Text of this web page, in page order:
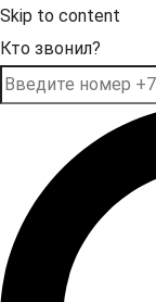
Skip to content
Кто звонил?